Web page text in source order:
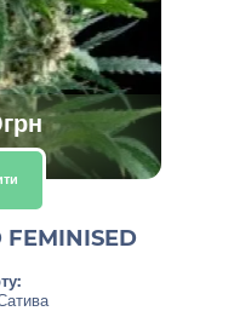
FEMINISED